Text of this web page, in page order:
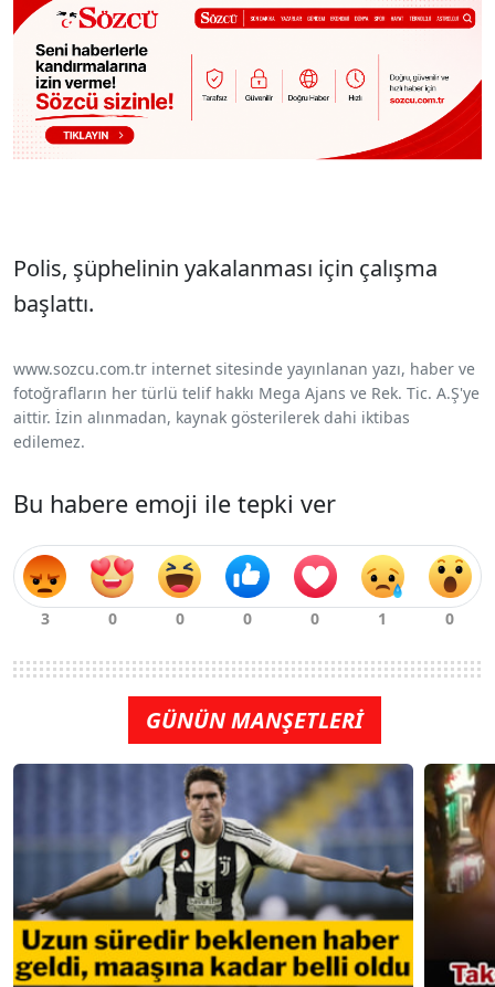
Polis, şüphelinin yakalanması için çalışma
başlattı.
www.sozcu.com.tr internet sitesinde yayınlanan yazı, haber ve
fotoğrafların her türlü telif hakkı Mega Ajans ve Rek. Tic. A.Ş'ye
aittir. İzin alınmadan, kaynak gösterilerek dahi iktibas
edilemez.
Bu habere emoji ile tepki ver
GÜNÜN MANŞETLERİ